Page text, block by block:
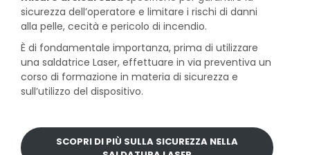
sicurezza dell’operatore e limitare i rischi di danni
alla pelle, cecità e pericolo di incendio.
È di fondamentale importanza, prima di utilizzare
una saldatrice Laser, effettuare in via preventiva un
corso di formazione in materia di sicurezza e
sull’utilizzo del dispositivo.
SCOPRI DI PIÙ SULLA SICUREZZA NELLA